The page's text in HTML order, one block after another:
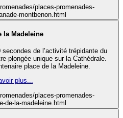
places-promenades-
montbenon.html
la Madeleine
de l’activité trépidante du
plongée unique sur la Cathédrale.
place de la Madeleine.
plus...
places-promenades-
de-la-madeleine.html